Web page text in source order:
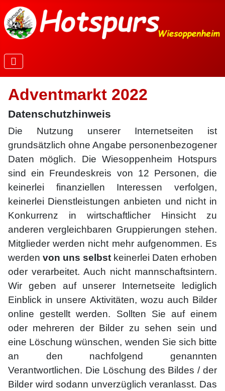
Adventmarkt 2022
Datenschutzhinweis
Die Nutzung unserer Internetseiten ist
grundsätzlich ohne Angabe personenbezogener
Daten möglich. Die Wiesoppenheim Hotspurs
sind ein Freundeskreis von 12 Personen, die
keinerlei finanziellen Interessen verfolgen,
keinerlei Dienstleistungen anbieten und nicht in
Konkurrenz in wirtschaftlicher Hinsicht zu
anderen vergleichbaren Gruppierungen stehen.
Mitglieder werden nicht mehr aufgenommen. Es
werden von uns selbst keinerlei Daten erhoben
oder verarbeitet. Auch nicht mannschaftsintern.
Wir geben auf unserer Internetseite lediglich
Einblick in unsere Aktivitäten, wozu auch Bilder
online gestellt werden. Sollten Sie auf einem
oder mehreren der Bilder zu sehen sein und
eine Löschung wünschen, wenden Sie sich bitte
an den nachfolgend genannten
Verantwortlichen. Die Löschung des Bildes / der
Bilder wird sodann unverzüglich veranlasst. Das